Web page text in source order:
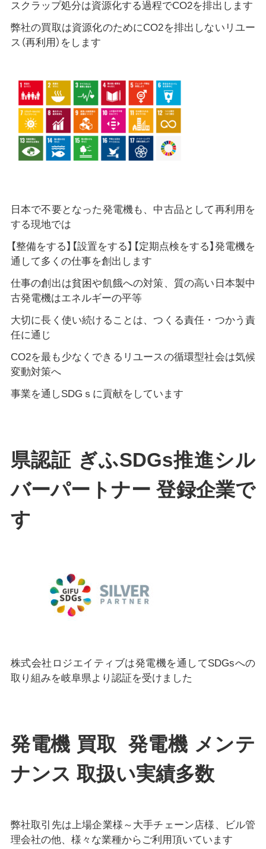
スクラップ処分は資源化する過程でCO2を排出します
弊社の買取は資源化のためにCO2を排出しないリユー
ス（再利用）をします
日本で不要となった発電機も、中古品として再利用を
する現地では
【整備をする】【設置をする】【定期点検をする】発電機を
通して多くの仕事を創出します
仕事の創出は貧困や飢餓への対策、質の高い日本製中
古発電機はエネルギーの平等
大切に長く使い続けることは、つくる責任・つかう責
任に通じ
CO2を最も少なくできるリユースの循環型社会は気候
変動対策へ
事業を通しSDGｓに貢献をしています
県認証 ぎふSDGs推進シル
バーパートナー 登録企業で
す
株式会社ロジエイティブは発電機を通してSDGsへの
取り組みを岐阜県より認証を受けました
発電機 買取 発電機 メンテ
ナンス 取扱い実績多数
弊社取引先は上場企業様～大手チェーン店様、ビル管
理会社の他、様々な業種からご利用頂いています